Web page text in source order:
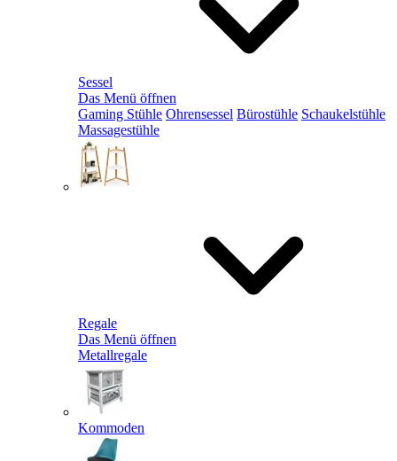
Sessel
Das Menü öffnen
Gaming Stühle Ohrensessel Bürostühle Schaukelstühle
Massagestühle
Regale
Das Menü öffnen
Metallregale
Kommoden